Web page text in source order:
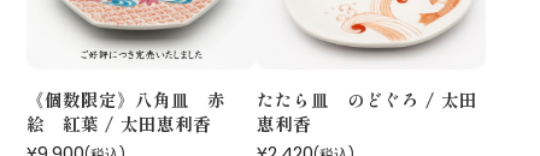
《個数限定》八角皿 赤
絵 紅葉 / 太田恵利香
たたら皿 のどぐろ / 太田
恵利香